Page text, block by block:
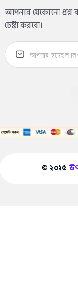
আপনার যেকোনো প্রশ্ন
চেষ্টা করবো।
© ২০২৫